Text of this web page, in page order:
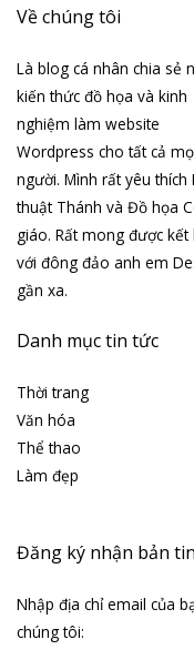
Về chúng tôi
Là blog cá nhân chia sẻ
kiến thức đồ họa và kinh
nghiệm làm website
Wordpress cho tất cả
người. Mình rất yêu thích
thuật Thánh và Đồ họa
giáo. Rất mong được kết
với đông đảo anh em
gần xa.
Danh mục tin tức
Thời trang
Văn hóa
Thể thao
Làm đẹp
Đăng ký nhận bản tin
Nhập địa chỉ email của
chúng tôi: